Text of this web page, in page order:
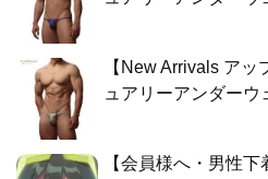
【New Arrivals ア
ュアリーアンダーウ
【会員様へ・男性